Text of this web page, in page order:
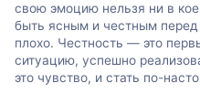
свою эмоцию нельзя ни в
быть ясным и честным
плохо. Честность — это
ситуацию, успешно
это чувство, и стать по-